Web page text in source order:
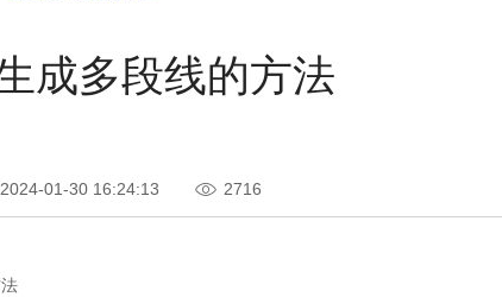
成多段线的方法
2024-01-30 16:24:13 2716